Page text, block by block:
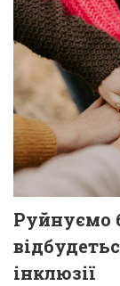
Руйнуємо
інклюзії